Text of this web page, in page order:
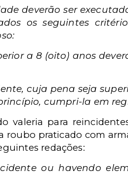
deverão ser
os seguintes
a 8 (oito) anos
cuja pena seja
cumpri-la em
valeria para
roubo praticado com
redações:
ou havendo